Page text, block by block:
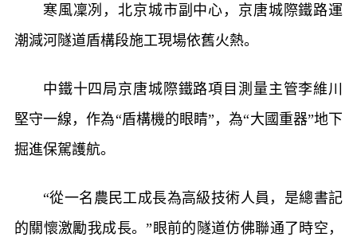
寒風凜冽，北京城市副中心，京唐城際鐵路運
潮減河隧道盾構段施工現場依舊火熱。
中鐵十四局京唐城際鐵路項目測量主管李維川
堅守一線，作為“盾構機的眼睛”，為“大國重器”地下
掘進保駕護航。
“從一名農民工成長為高級技術人員，是總書記
的關懷激勵我成長。”眼前的隧道仿佛聯通了時空，